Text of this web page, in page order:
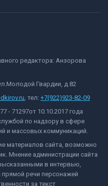
редактора: Анзорова
Гвардии, д.82
, тел: +7(922)923-82-09
- 71297от 10.10.2017 года
по надзору в сфере
и массовых коммуникаций.
материалов сайта, возможно
Мнение администрации сайта
в интервью,
речи персонажей
за текст